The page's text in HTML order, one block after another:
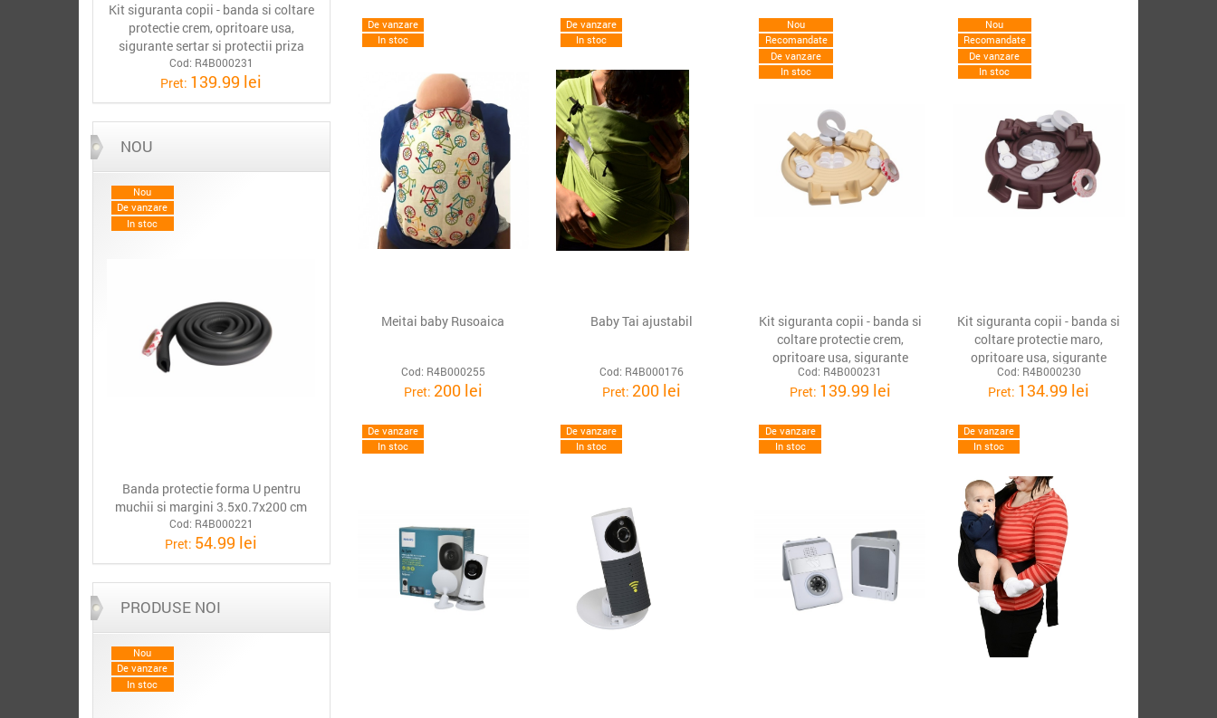
Kit siguranta copii - banda si coltare
protectie crem, opritoare usa,
sigurante sertar si protectii priza
Cod: R4B000231
Pret: 139.99 lei
NOU
Nou
De vanzare
In stoc
Banda protectie forma U pentru
muchii si margini 3.5x0.7x200 cm
Cod: R4B000221
Pret: 54.99 lei
PRODUSE NOI
Nou
De vanzare
In stoc
De vanzare
In stoc
Meitai baby Rusoaica
Cod: R4B000255
Pret: 200 lei
De vanzare
In stoc
Baby Tai ajustabil
Cod: R4B000176
Pret:200 lei
Nou
Recomandate
De vanzare
In stoc
Kit siguranta copii - banda si
coltare protectie crem,
opritoare usa, sigurante
sertar si protectii priza
Cod: R4B000231
Pret: 139.99 lei
Nou
Recomandate
De vanzare
In stoc
Kit siguranta copii - banda si
coltare protectie maro,
opritoare usa, sigurante
sertar si protectii priza
Cod: R4B000230
Pret: 134.99 lei
De vanzare
In stoc
De vanzare
In stoc
De vanzare
In stoc
De vanzare
In stoc